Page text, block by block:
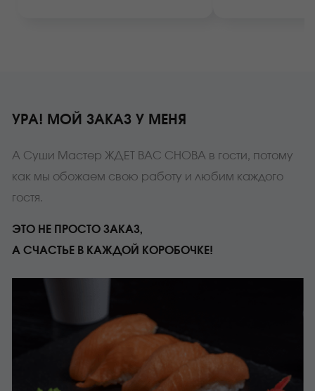
УРА! МОЙ ЗАКАЗ У МЕНЯ
А Суши Мастер ЖДЕТ ВАС СНОВА в гости, потому
как мы обожаем свою работу и любим каждого
гостя.
ЭТО НЕ ПРОСТО ЗАКАЗ,
А СЧАСТЬЕ В КАЖДОЙ КОРОБОЧКЕ!